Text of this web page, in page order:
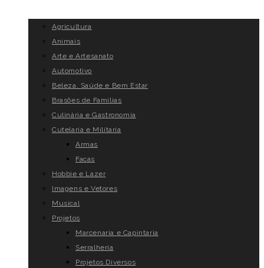
Agricultura
Animais
Arte e Artesanato
Automotivo
Beleza, Saúde e Bem Estar
Brasões de Famílias
Culinária e Gastronomia
Cutelaria e Militaria
Armas
Facas
Hobbie e Lazer
Imagens e Vetores
Musical
Projetos
Marcenaria e Capintaria
Serralheria
Projetos Diversos